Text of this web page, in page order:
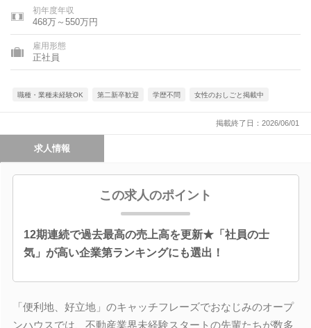
初年度年収
468万～550万円
雇用形態
正社員
職種・業種未経験OK 第二新卒歓迎 学歴不問 女性のおしごと掲載中
掲載終了日：2026/06/01
求人情報
この求人のポイント
12期連続で過去最高の売上高を更新★「社員の士
気」が高い企業第ランキングにも選出！
「便利地、好立地」のキャッチフレーズでおなじみのオープ
ンハウスでは、不動産業界未経験スタートの先輩たちが数多